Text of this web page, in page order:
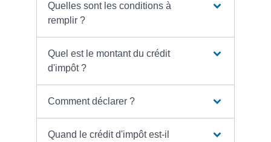
Quelles sont les conditions à
remplir ?
Quel est le montant du crédit
d'impôt ?
Comment déclarer ?
Quand le crédit d'impôt est-il